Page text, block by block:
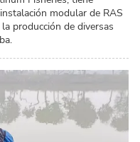
modular de RAS
producción de diversas